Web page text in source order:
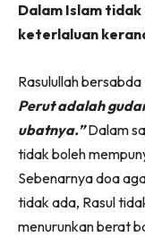
Dalam Islam
keterlaluan
Rasulullah bersabda
Perut adalah
ubatnya.” Dalam
tidak boleh
Sebenarnya doa
tidak ada, Rasul
menurunkan berat